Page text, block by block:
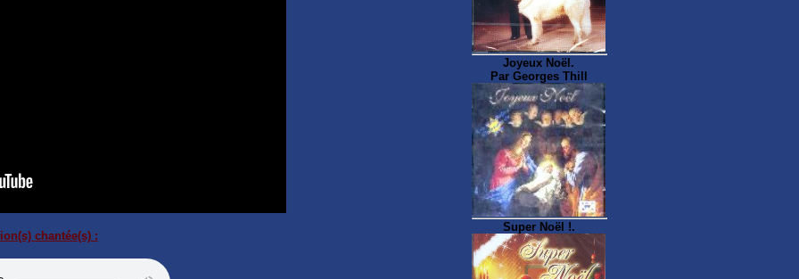
chantée(s) :
Joyeux Noël.
Par Georges Thill
Super Noël !.